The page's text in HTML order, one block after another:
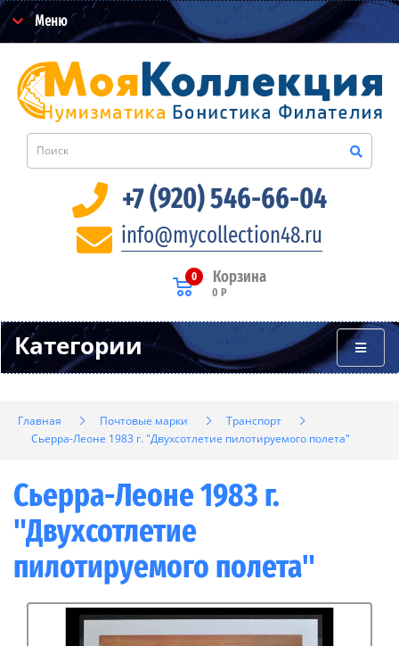
Меню
+7 (920) 546-66-04
info@mycollection48.ru
Корзина
0
0 Р
Категории
Главная Почтовые марки
Транспорт
Сьерра-Леоне 1983 г. "Двухсотлетие пилотируемого полета"
Сьерра-Леоне 1983 г.
"Двухсотлетие
пилотируемого полета"